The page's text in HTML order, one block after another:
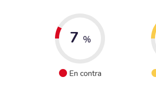
7 %
En contra